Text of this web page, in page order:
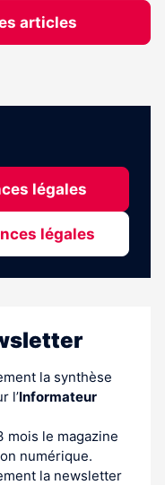
articles
légales
légales
la synthèse
l’Informateur
mois le magazine
numérique.
la newsletter